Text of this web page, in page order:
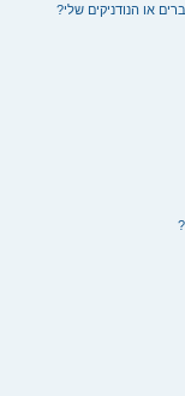
או הנודניקים שלי?